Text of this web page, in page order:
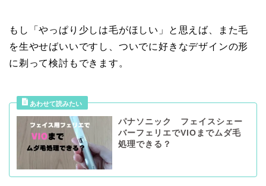
もし「やっぱり少しは毛がほしい」と思えば、また毛
を生やせばいいですし、ついでに好きなデザインの形
に剃って検討もできます。
パナソニック フェイスシェー
バーフェリエでVIOまでムダ毛
処理できる？